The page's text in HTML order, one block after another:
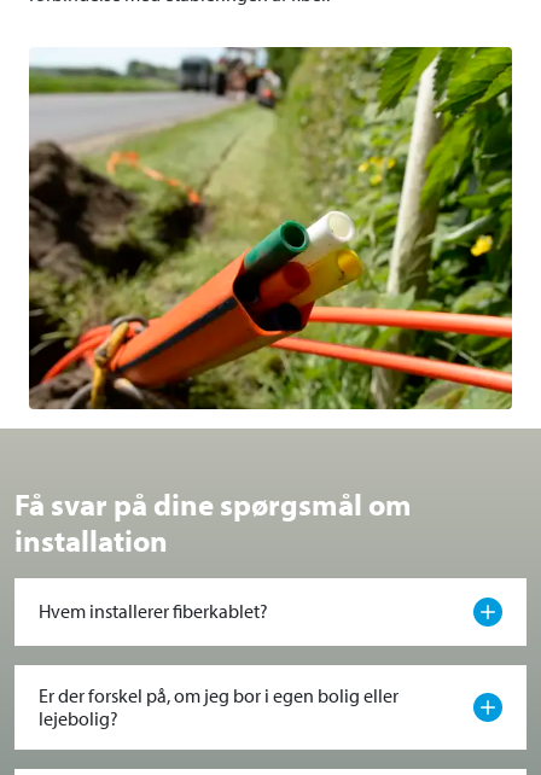
Få svar på dine spørgsmål om
installation
Hvem installerer fiberkablet?
Er der forskel på, om jeg bor i egen bolig eller
lejebolig?